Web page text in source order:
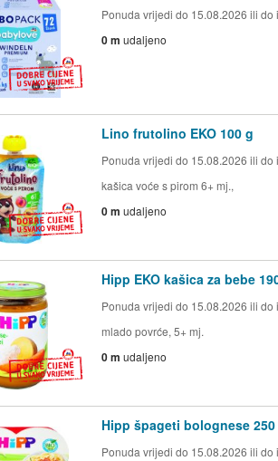
Ponuda vrijedi do 15.08.2026 ili do
0 m udaljeno
Lino frutolino EKO 100 g
Ponuda vrijedi do 15.08.2026 ili do
kašica voće s pirom 6+ mj.,
0 m udaljeno
Hipp EKO kašica za bebe
Ponuda vrijedi do 15.08.2026 ili do
mlado povrće, 5+ mj.
0 m udaljeno
Hipp špageti bolognese 250
Ponuda vrijedi do 15.08.2026 ili do